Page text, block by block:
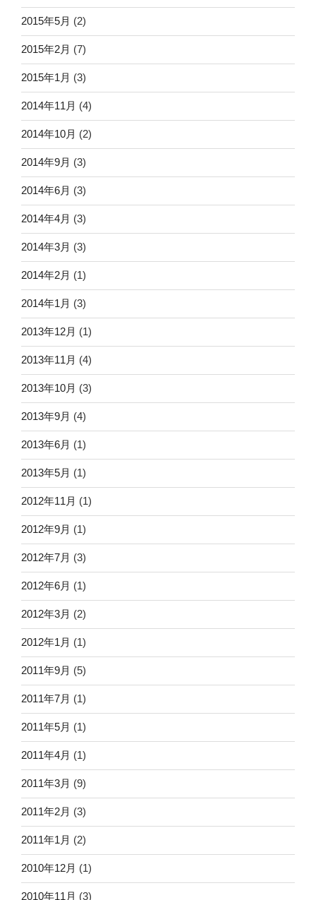
2015年5月 (2)
2015年2月 (7)
2015年1月 (3)
2014年11月 (4)
2014年10月 (2)
2014年9月 (3)
2014年6月 (3)
2014年4月 (3)
2014年3月 (3)
2014年2月 (1)
2014年1月 (3)
2013年12月 (1)
2013年11月 (4)
2013年10月 (3)
2013年9月 (4)
2013年6月 (1)
2013年5月 (1)
2012年11月 (1)
2012年9月 (1)
2012年7月 (3)
2012年6月 (1)
2012年3月 (2)
2012年1月 (1)
2011年9月 (5)
2011年7月 (1)
2011年5月 (1)
2011年4月 (1)
2011年3月 (9)
2011年2月 (3)
2011年1月 (2)
2010年12月 (1)
2010年11月 (3)